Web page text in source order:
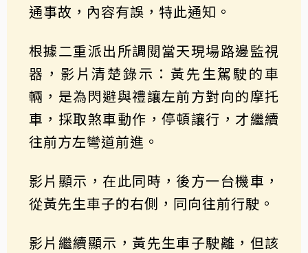
通事故，內容有誤，特此通知。
根據二重派出所調閱當天現場路邊監視
器，影片清楚錄示：黃先生駕駛的車
輛，是為閃避與禮讓左前方對向的摩托
車，採取煞車動作，停頓讓行，才繼續
往前方左彎道前進。
影片顯示，在此同時，後方一台機車，
從黃先生車子的右側，同向往前行駛。
影片繼續顯示，黃先生車子駛離，但該